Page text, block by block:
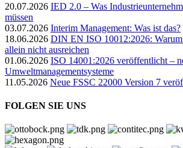
20.07.2026 IED 2.0 – Was
müssen
03.07.2026 Interim Management: Was ist das?
18.06.2026 DIN EN ISO 10012:2026:
allein nicht ausreichen
01.06.2026 ISO 14001:2026 veröffentlicht –
Umweltmanagementsysteme
11.05.2026 Neue FSSC 22000 Version 7
FOLGEN SIE UNS